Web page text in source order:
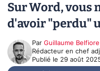
Sur Word, vous
d'avoir "perdu"
Par Guillaume Belfiore
Rédacteur en chef
Publié le 29 août